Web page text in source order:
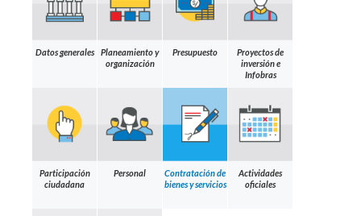
Datos generales
Planeamiento y
organización
Presupuesto
Proyectos de
inversión e
Infobras
Participación
ciudadana
Personal
Contratación de
bienes y servicios
Actividades
oficiales